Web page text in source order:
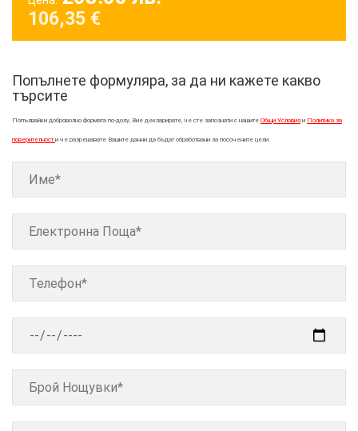
106,35 €
Попълнете формуляра, за да ни кажете какво
търсите
Попълвайки доброволно формата по-долу, Вие декларирате, че сте запознати с нашите Общи Условия и Политика за
поверителности че разрешавате Вашите данни да бъдат обработвани за посочените цели.